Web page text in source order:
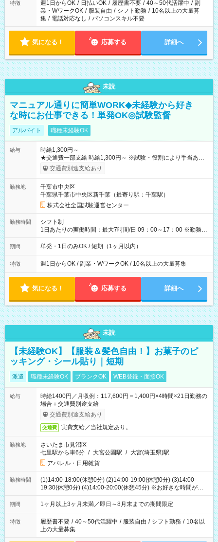
特徴 週1日からOK / 日払いOK / 履歴書不要 / 40～50代活躍中 / 副
業・WワークOK / 服装自由 / シフト勤務 / 10名以上の大量募
集 / 電話対応なし / パソコンスキル不要
気になる！ 応募する 詳細へ
未読
マニュアル通りに簡単WORK◆未経験から好き
な時にお仕事できる！単発OK◎試験監督
アルバイト 職種未経験OK
給与
時給1,300円～
★交通費一部支給 時給1,300円～ ※試験・役割により手当あり
※勤務回数により昇給あり 【即給（前払い）オプションあ
り！】 希望される場合、勤務から1週間ほどで給与の一部を受け
例】 ・河合塾模擬試験 8:30～17:30（休憩1時間） 時給1,300円
×8時間＝日収10,400円＋交通費 ※当日の役割により時給＋100
円の場合あり ・国家試験 7:00～13:30（休憩なし） 時給1,300
円（役割手当＋100円）×6時間＝日収8,400円＋交通費 【試用期
間】試用期間なし
交通費別途支給あり
勤務地
千葉市中央区
千葉県千葉市中央区新千葉（最寄り駅：千葉駅）
株式会社全国試験運営センター
勤務時間
シフト制
1日あたりの実働時間：最大7時間/日 09：00～17：00 ※勤務時
間は 試験により異なります。
期間 単発・1日のみOK / 短期（1ヶ月以内）
特徴 週1日からOK / 副業・WワークOK / 10名以上の大量募集
気になる！ 応募する 詳細へ
未読
【未経験OK】【服装＆髪色自由！】お菓子のピ
ッキング・シール貼り｜短期
派遣 職種未経験OK ブランクOK WEB登録・面接OK
給与
時給1400円／月収例：117,600円＝1,400円×4時間×21日勤務の
場合＋交通費別途支給
交通費別途支給あり
交通費 実費支給／当社規定あり。
勤務地
さいたま市見沼区
七里駅から車6分 / 大宮公園駅 / 大宮(埼玉県)駅
アパレル・日用雑貨
勤務時間
(1)14:00-18:00(休憩0分) (2)14:00-19:00(休憩0分) (3)14:00-
19:30(休憩0分) (4)14:00-20:00(休憩45分) ※お好きな時間が選べ
ます
期間 1ヶ月以上3ヶ月未満／即日～8月末までの期間限定
特徴 履歴書不要 / 40～50代活躍中 / 服装自由 / シフト勤務 / 10名以
上の大量募集